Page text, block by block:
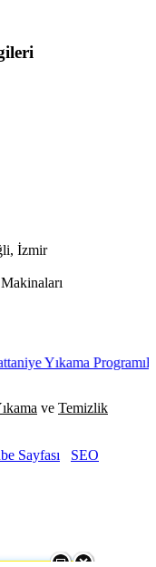
İzmir
Yıkama Programı
ve Temizlik
Sayfası SEO